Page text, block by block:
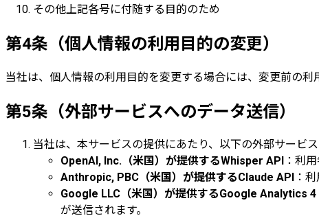
その他上記各号に付随する目的のため
第4条（個人情報の利用目的の変更）
当社は、個人情報の利用目的を変更する場合には、変更前の
第5条（外部サービスへのデータ送信）
当社は、本サービスの提供にあたり、以下の外部サービ
OpenAI, Inc.（米国）が提供するWhisper API ：利
Anthropic, PBC（米国）が提供するClaude API ：
Google LLC（米国）が提供するGoogle Analytics 4
が送信されます。